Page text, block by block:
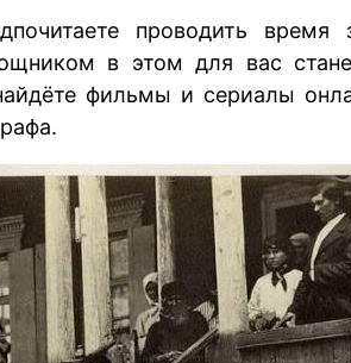
проводить время
в этом для вас
фильмы и сериалы